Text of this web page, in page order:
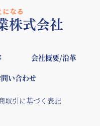
会社概要/沿革
い合わせ
取引に基づく表記